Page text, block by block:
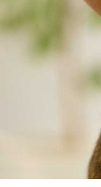
Voeding
Vaccineren
Urgentie